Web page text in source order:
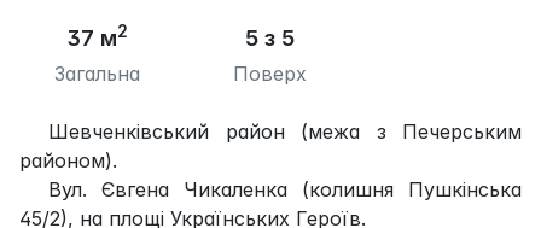
37 м2
Загальна
5 з 5
Поверх
Шевченківський район (межа з Печерським
районом).
Вул. Євгена Чикаленка (колишня Пушкінська
45/2), на площі Українських Героїв.